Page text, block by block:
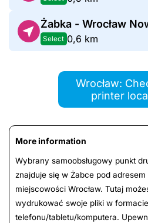
Select 0,6 km
Wrocław:
printer
More information
Wybrany samoobsługowy punkt
znajduje się w Żabce pod
miejscowości Wrocław. Tutaj
wydrukować swoje pliki w
telefonu/tabletu/komputera.